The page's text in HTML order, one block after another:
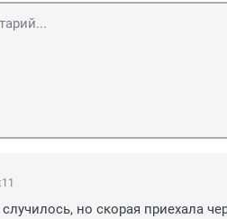
но скорая приехала